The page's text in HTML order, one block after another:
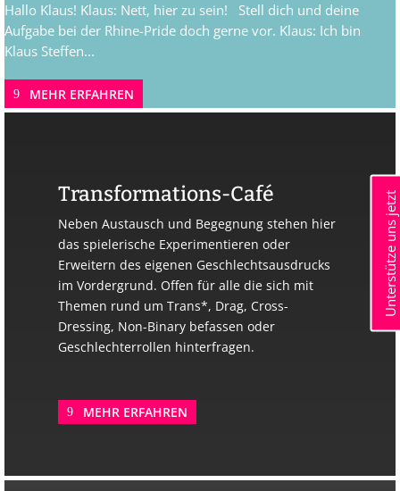
Hallo Klaus! Klaus: Nett, hier zu sein! Stell dich und deine
Aufgabe bei der Rhine-Pride doch gerne vor. Klaus: Ich bin
Klaus Steffen...
MEHR ERFAHREN
Transformations-Café
Neben Austausch und Begegnung stehen hier
das spielerische Experimentieren oder
Erweitern des eigenen Geschlechtsausdrucks
im Vordergrund. Offen für alle die sich mit
Themen rund um Trans*, Drag, Cross-
Dressing, Non-Binary befassen oder
Geschlechterrollen hinterfragen.
MEHR ERFAHREN
Unterstütze uns jetzt